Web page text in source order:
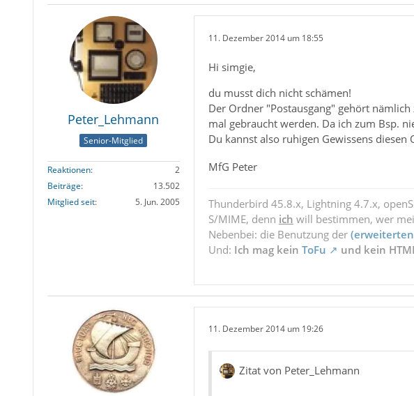
Peter_Lehmann
Senior-Mitglied
Reaktionen
2
Beiträge
13.502
Mitglied seit
5. Jun. 2005
11. Dezember 2014 um 18:55
Hi simgie,
du musst dich nicht schämen!
Der Ordner "Postausgang" gehört
mal gebraucht werden. Da ich zum Bsp.
Du kannst also ruhigen Gewissens diesen
MfG Peter
Thunderbird 45.8.x, Lightning 4.7.x,
S/MIME, denn ich will bestimmen, wer
Nebenbei: die Benutzung der
Und: Ich mag kein ToFu und kein
11. Dezember 2014 um 19:26
Zitat von Peter_Lehmann